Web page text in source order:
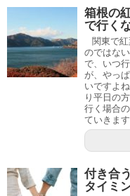
箱根の
で行く
関東で紅
のではな
で、いつ
が、やっ
いですよ
り平日の
行く場合
ていきます
付き合
タイミ